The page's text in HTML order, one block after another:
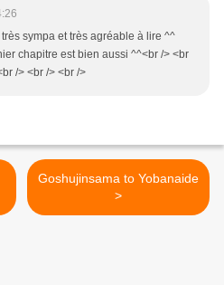
sympa et très agréable à lire ^^
chapitre est bien aussi ^^<br /> <br
/> <br /> <br />
Goshujinsama to Yobanaide
>